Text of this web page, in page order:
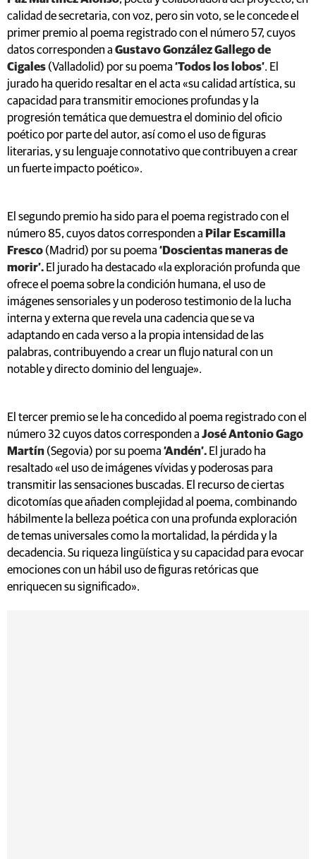
calidad de secretaria, con voz, pero sin voto, se le concede el
primer premio al poema registrado con el número 57, cuyos
datos corresponden a Gustavo González Gallego de
Cigales (Valladolid) por su poema ‘Todos los lobos’. El
jurado ha querido resaltar en el acta «su calidad artística, su
capacidad para transmitir emociones profundas y la
progresión temática que demuestra el dominio del oficio
poético por parte del autor, así como el uso de figuras
literarias, y su lenguaje connotativo que contribuyen a crear
un fuerte impacto poético».
El segundo premio ha sido para el poema registrado con el
número 85, cuyos datos corresponden a Pilar Escamilla
Fresco (Madrid) por su poema ‘Doscientas maneras de
morir’. El jurado ha destacado «la exploración profunda que
ofrece el poema sobre la condición humana, el uso de
imágenes sensoriales y un poderoso testimonio de la lucha
interna y externa que revela una cadencia que se va
adaptando en cada verso a la propia intensidad de las
palabras, contribuyendo a crear un flujo natural con un
notable y directo dominio del lenguaje».
El tercer premio se le ha concedido al poema registrado con el
número 32 cuyos datos corresponden a José Antonio Gago
Martín (Segovia) por su poema ‘Andén’. El jurado ha
resaltado «el uso de imágenes vívidas y poderosas para
transmitir las sensaciones buscadas. El recurso de ciertas
dicotomías que añaden complejidad al poema, combinando
hábilmente la belleza poética con una profunda exploración
de temas universales como la mortalidad, la pérdida y la
decadencia. Su riqueza lingüística y su capacidad para evocar
emociones con un hábil uso de figuras retóricas que
enriquecen su significado».